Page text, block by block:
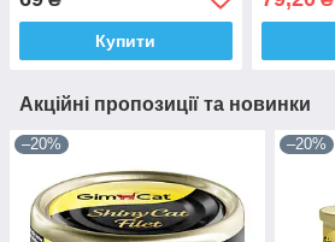
куркою, пауч, 85 г
Купити
Акційні пропозиції та новинки
–20% –20%